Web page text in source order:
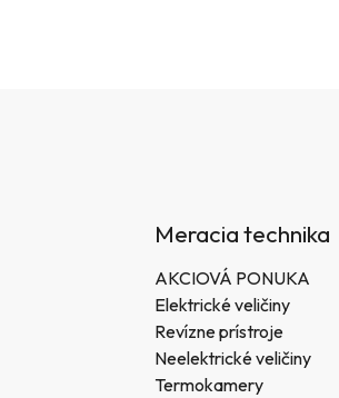
Meracia technika
AKCIOVÁ PONUKA
Elektrické veličiny
Revízne prístroje
Neelektrické veličiny
Termokamery